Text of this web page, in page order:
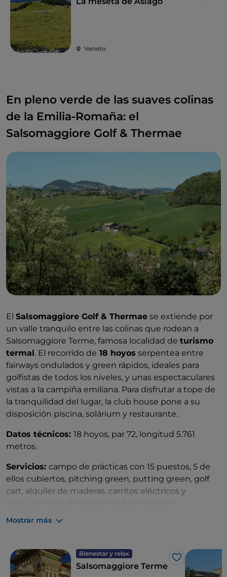
Veneto
En pleno verde de las suaves colinas
de la Emilia-Romaña: el
Salsomaggiore Golf & Thermae
El Salsomaggiore Golf & Thermae se extiende por
un valle tranquilo entre las colinas que rodean a
Salsomaggiore Terme, famosa localidad de turismo
termal. El recorrido de 18 hoyos serpentea entre
fairways ondulados y green rápidos, ideales para
golfistas de todos los niveles, y unas espectaculares
vistas a la campiña emiliana. Para disfrutar a tope de
la tranquilidad del lugar, la club house pone a su
disposición piscina, solárium y restaurante.
Datos técnicos: 18 hoyos, par 72, longitud 5.761
metros.
Servicios: campo de prácticas con 15 puestos, 5 de
ellos cubiertos, pitching green, putting green, golf
cart, alquiler de maderas, carritos eléctricos y
restaurante.
de relax en lasTermas de Salsomaggiore Tabiano,
puede salir en busca de lasTierras Verdianas
visitar lacasa natal de VerdienBusseto
, la ciudad
Mostrar más
Bienestar y relax
Me gusta
Salsomaggiore Terme